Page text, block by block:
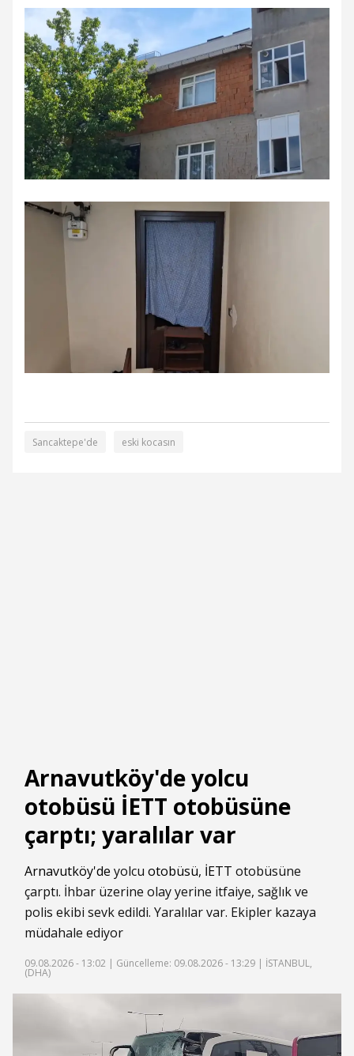
Sancaktepe'de eski kocasın
Arnavutköy'de yolcu
otobüsü İETT otobüsüne
çarptı; yaralılar var
Arnavutköy'de yolcu otobüsü, İETT otobüsüne
çarptı. İhbar üzerine olay yerine itfaiye, sağlık ve
polis ekibi sevk edildi. Yaralılar var. Ekipler kazaya
müdahale ediyor
09.08.2026 - 13:02 | Güncelleme: 09.08.2026 - 13:29 | İSTANBUL,
(DHA)